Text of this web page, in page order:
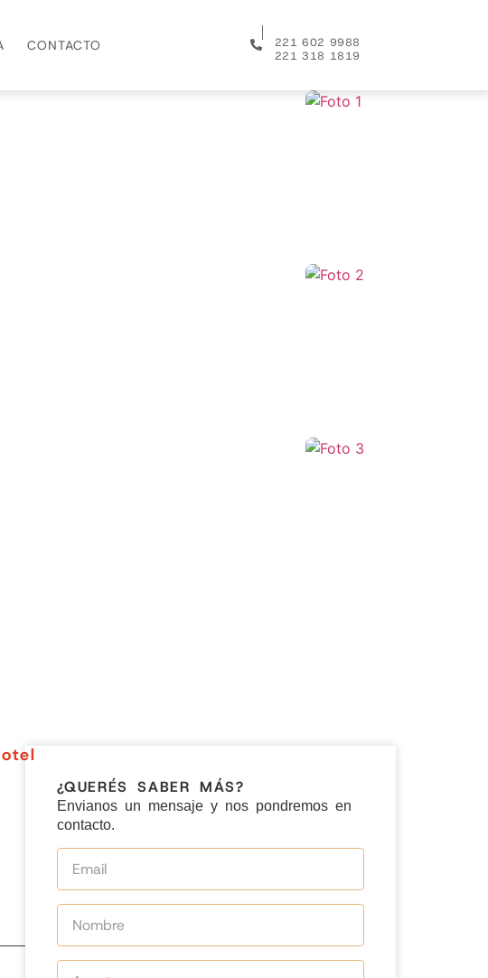
CONTACTO
221 602 9988
221 318 1819
¿QUERÉS SABER MÁS?
Envianos un mensaje y nos pondremos en
contacto.